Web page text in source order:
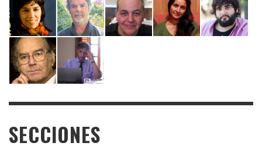
SECCIONES